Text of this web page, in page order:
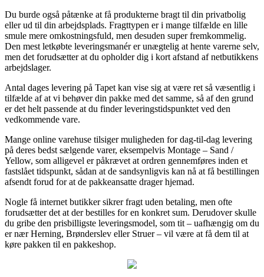
Du burde også påtænke at få produkterne bragt til din privatbolig
eller ud til din arbejdsplads. Fragttypen er i mange tilfælde en lille
smule mere omkostningsfuld, men desuden super fremkommelig.
Den mest letkøbte leveringsmanér er unægtelig at hente varerne selv,
men det forudsætter at du opholder dig i kort afstand af netbutikkens
arbejdslager.
Antal dages levering på Tapet kan vise sig at være ret så væsentlig i
tilfælde af at vi behøver din pakke med det samme, så af den grund
er det helt passende at du finder leveringstidspunktet ved den
vedkommende vare.
Mange online varehuse tilsiger muligheden for dag-til-dag levering
på deres bedst sælgende varer, eksempelvis Montage – Sand /
Yellow, som alligevel er påkrævet at ordren gennemføres inden et
fastslået tidspunkt, sådan at de sandsynligvis kan nå at få bestillingen
afsendt forud for at de pakkeansatte drager hjemad.
Nogle få internet butikker sikrer fragt uden betaling, men ofte
forudsætter det at der bestilles for en konkret sum. Derudover skulle
du gribe den prisbilligste leveringsmodel, som tit – uafhængig om du
er nær Herning, Brønderslev eller Struer – vil være at få dem til at
køre pakken til en pakkeshop.